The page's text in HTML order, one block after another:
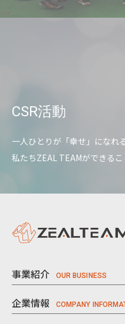
CSR活動
一人ひとりが「幸せ」になれ
私たちZEAL TEAMができるこ
事業紹介
企業情報